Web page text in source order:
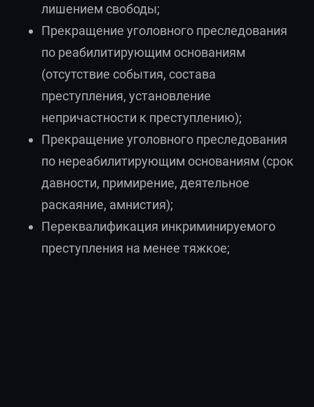
лишением свободы;
Прекращение уголовного преследования
по реабилитирующим основаниям
(отсутствие события, состава
преступления, установление
непричастности к преступлению);
Прекращение уголовного преследования
по нереабилитирующим основаниям (срок
давности, примирение, деятельное
раскаяние, амнистия);
Переквалификация инкриминируемого
преступления на менее тяжкое;